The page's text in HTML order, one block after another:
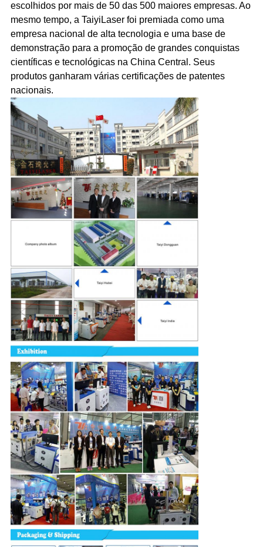
escolhidos por mais de 50 das 500 maiores empresas. Ao
mesmo tempo, a TaiyiLaser foi premiada como uma
empresa nacional de alta tecnologia e uma base de
demonstração para a promoção de grandes conquistas
científicas e tecnológicas na China Central. Seus
produtos ganharam várias certificações de patentes
nacionais.